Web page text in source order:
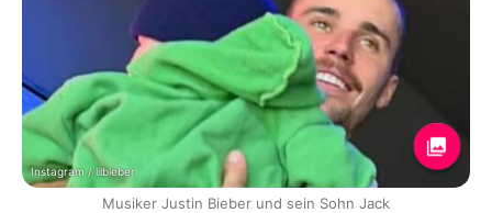
Instagram / lilbieber
Musiker Justin Bieber und sein Sohn Jack